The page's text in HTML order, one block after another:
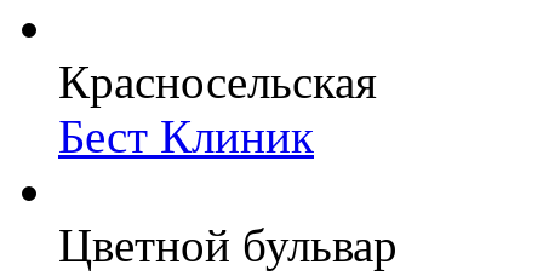
Красносельская
Бест Клиник
Цветной бульвар